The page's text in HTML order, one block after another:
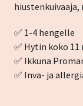
hiustenkuivaaja,
✅ 1-4 hengelle
✅ Hytin koko 11
✅ Ikkuna
✅ Inva- ja